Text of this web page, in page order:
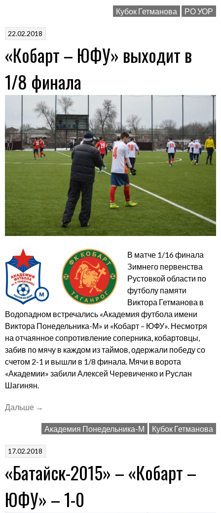
Кубок Гетманова РО УОР
22.02.2018
«Кобарт – ЮФУ» выходит в
1/8 финала
В матче 1/16 финала
Зимнего первенства
Рустовкой области по
футболу памяти
Виктора Гетманова в
Водопадном встречались «Академия футбола имени
Виктора Понедельника-М» и «Кобарт – ЮФУ». Несмотря
на отчаянное сопротивление соперника, кобартовцы,
забив по мячу в каждом из таймов, одержали победу со
счетом 2-1 и вышли в 1/8 финала. Мячи в ворота
«Академии» забили Алексей Черевиченко и Руслан
Шагинян.
Дальше
««Кобарт
ЮФУ»
в
1/8
финала»
→
Академия Понедельника-М Кубок Гетманова
17.02.2018
«Батайск-2015» – «Кобарт –
ЮФУ» – 1-0